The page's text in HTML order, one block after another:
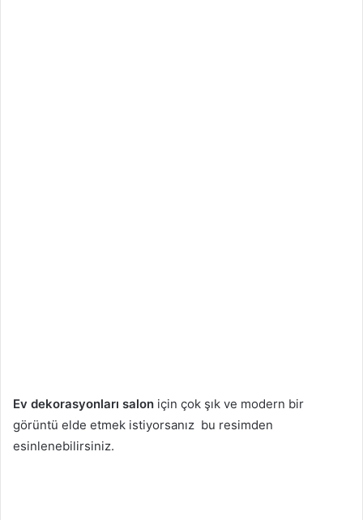
Ev dekorasyonları salon için çok şık ve modern bir
görüntü elde etmek istiyorsanız bu resimden
esinlenebilirsiniz.